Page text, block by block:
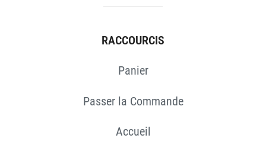
RACCOURCIS
Panier
Passer la Commande
Accueil